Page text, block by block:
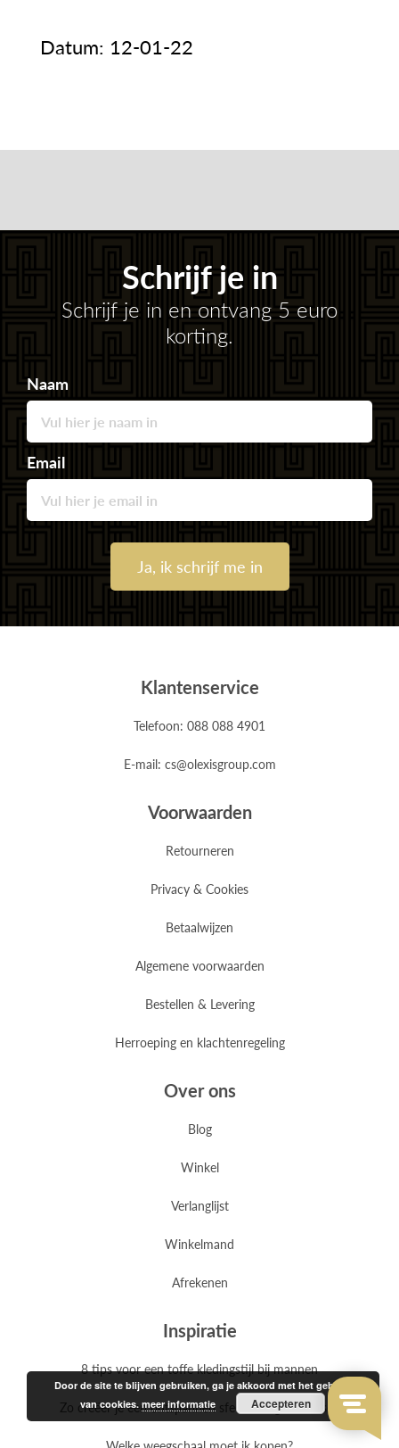
Datum: 12-01-22
Schrijf je in
Schrijf je in en ontvang 5 euro
korting.
Naam
Email
Ja, ik schrijf me in
Klantenservice
Telefoon: 088 088 4901
E-mail: cs@olexisgroup.com
Voorwaarden
Retourneren
Privacy & Cookies
Betaalwijzen
Algemene voorwaarden
Bestellen & Levering
Herroeping en klachtenregeling
Over ons
Blog
Winkel
Verlanglijst
Winkelmand
Afrekenen
Inspiratie
8 tips voor een toffe kledingstijl bij mannen
Zo creëer je een ontspannen sfeer met geurkaarsen
Door de site te blijven gebruiken, ga je akkoord met het gebruik
van cookies.meer informatie Accepteren